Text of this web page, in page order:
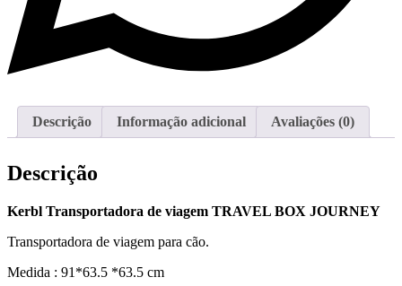
Descrição Informação adicional Avaliações (0)
Descrição
Kerbl Transportadora de viagem TRAVEL BOX JOURNEY
Transportadora de viagem para cão.
Medida : 91*63.5 *63.5 cm